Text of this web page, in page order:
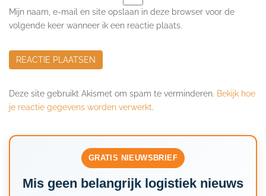
Mijn naam, e-mail en site opslaan in deze browser voor de
volgende keer wanneer ik een reactie plaats.
Deze site gebruikt Akismet om spam te verminderen. Bekijk hoe
je reactie gegevens worden verwerkt.
GRATIS NIEUWSBRIEF
Mis geen belangrijk logistiek nieuws